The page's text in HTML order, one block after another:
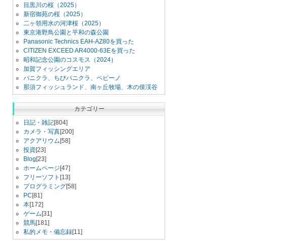
目黒川の桜（2025）
新宿御苑の桜（2025）
二ヶ領用水の河津桜（2025）
東京港野鳥公園と平和の森公園
Panasonic Technics EAH-AZ80を買った
CITIZEN EXCEED AR4000-63Eを買った
昭和記念公園のコスモス（2024）
加賀フィッシングエリア
パニクラ、ちびパニクラ、ペピーノ
那須フィッシュランド、南ヶ丘牧場、木の俣渓谷
カテゴリー
日記・雑記[804]
カメラ・写真[200]
アクアリウム [58]
投資[23]
Blog [23]
ホームページ [47]
フリーソフト [13]
プログラミング[58]
PC [81]
本[172]
ゲーム [31]
競馬[181]
私的メモ・備忘録[11]